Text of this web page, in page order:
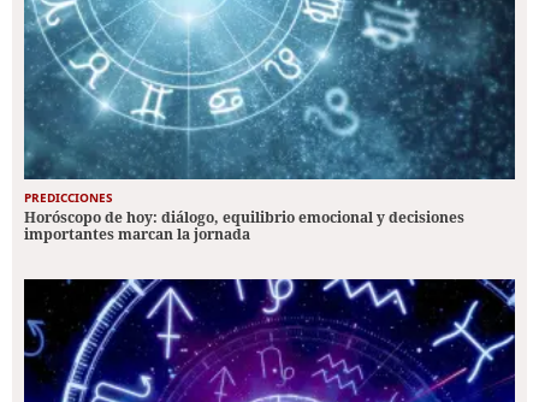
PREDICCIONES
Horóscopo de hoy: diálogo, equilibrio emocional y decisiones
importantes marcan la jornada